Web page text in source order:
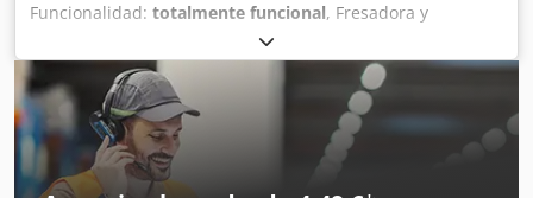
Funcionalidad: totalmente funcional, Fresadora y
taladradora horizontal CNC | Fabricante: UNION | Modelo:
BFT 105 Año de fabricación: 1990 Procesos de trabajo:
Taladrado, avellanado, escariado, taladrado de precisión,
refrentado, chaflanado, roscado, fresado, fresado circular,
fresado de roscas. La máquina puede ser inspeccionada
en funcionamiento previa coordinación de una cita.
Estado: Usada, en muy buen estado / lista para operar.